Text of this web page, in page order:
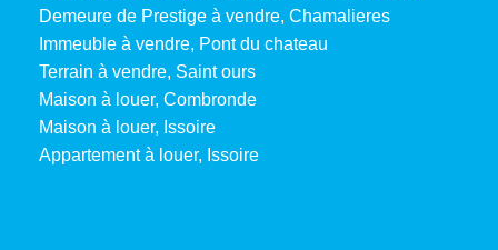
Demeure de Prestige à vendre, Chamalieres
Immeuble à vendre, Pont du chateau
Terrain à vendre, Saint ours
Maison à louer, Combronde
Maison à louer, Issoire
Appartement à louer, Issoire